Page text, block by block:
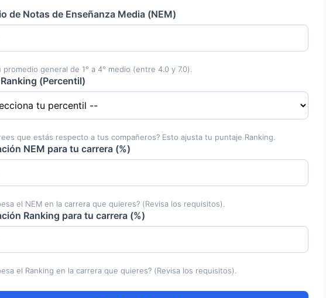
de Notas de Enseñanza Media (NEM)
promedio general de 1° a 4° medio (entre 4.0 y 7.0).
(Percentil)
que estás respecto a tus compañeros? Esto ajusta tu puntaje Ranking.
NEM para tu carrera (%)
el NEM en la carrera que quieres? (Revisa los requisitos).
Ranking para tu carrera (%)
el Ranking en la carrera que quieres? (Revisa los requisitos).